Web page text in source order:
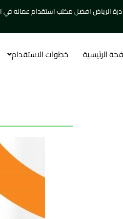
تخطي
إلى
المحتوى
درة الرياض افضل مكتب استقدام عماله في
الرئيسية خطوات الاستقدام